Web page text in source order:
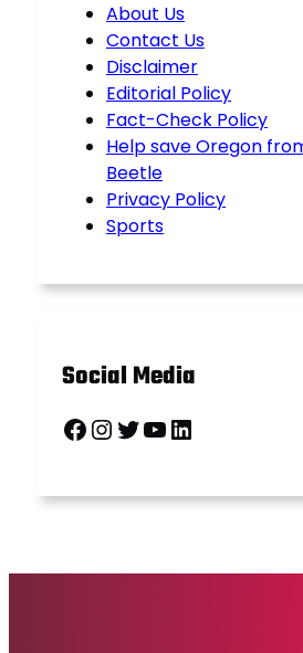
About Us
Contact Us
Disclaimer
Editorial Policy
Fact-Check Policy
Help save Oregon
Beetle
Privacy Policy
Sports
Social Media
Facebook InstagramTwitter YouTube LinkedIn